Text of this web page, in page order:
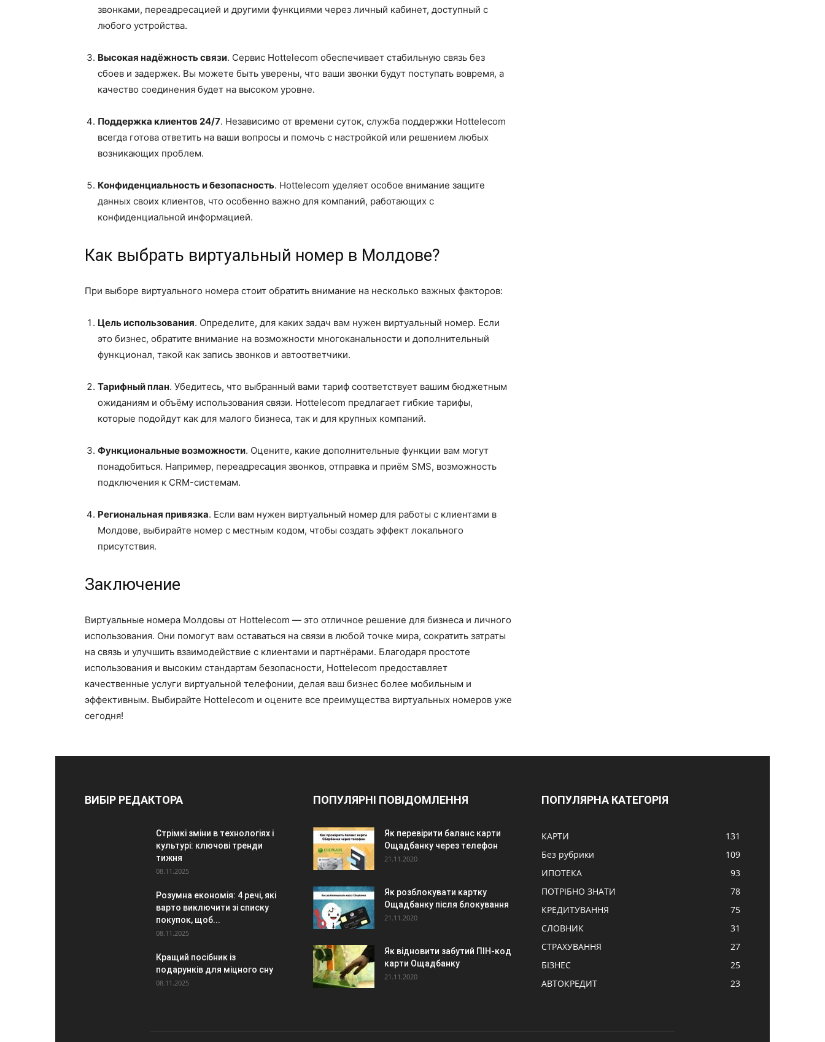
звонками, переадресацией и другими функциями через личный кабинет, доступный с
любого устройства.
Высокая надёжность связи. Сервис Hottelecom обеспечивает стабильную связь без
сбоев и задержек. Вы можете быть уверены, что ваши звонки будут поступать вовремя, а
качество соединения будет на высоком уровне.
Поддержка клиентов 24/7. Независимо от времени суток, служба поддержки Hottelecom
всегда готова ответить на ваши вопросы и помочь с настройкой или решением любых
возникающих проблем.
Конфиденциальность и безопасность. Hottelecom уделяет особое внимание защите
данных своих клиентов, что особенно важно для компаний, работающих с
конфиденциальной информацией.
Как выбрать виртуальный номер в Молдове?
При выборе виртуального номера стоит обратить внимание на несколько важных факторов:
Цель использования. Определите, для каких задач вам нужен виртуальный номер. Если
это бизнес, обратите внимание на возможности многоканальности и дополнительный
функционал, такой как запись звонков и автоответчики.
Тарифный план. Убедитесь, что выбранный вами тариф соответствует вашим бюджетным
ожиданиям и объёму использования связи. Hottelecom предлагает гибкие тарифы,
которые подойдут как для малого бизнеса, так и для крупных компаний.
Функциональные возможности. Оцените, какие дополнительные функции вам могут
понадобиться. Например, переадресация звонков, отправка и приём SMS, возможность
подключения к CRM-системам.
Региональная привязка. Если вам нужен виртуальный номер для работы с клиентами в
Молдове, выбирайте номер с местным кодом, чтобы создать эффект локального
присутствия.
Заключение
Виртуальные номера Молдовы от Hottelecom — это отличное решение для бизнеса и личного
использования. Они помогут вам оставаться на связи в любой точке мира, сократить затраты
на связь и улучшить взаимодействие с клиентами и партнёрами. Благодаря простоте
использования и высоким стандартам безопасности, Hottelecom предоставляет
качественные услуги виртуальной телефонии, делая ваш бизнес более мобильным и
эффективным. Выбирайте Hottelecom и оцените все преимущества виртуальных номеров уже
сегодня!
ВИБІР РЕДАКТОРА
Стрімкі зміни в технологіях і
культурі: ключові тренди
тижня
08.11.2025
Розумна економія: 4 речі, які
варто виключити зі списку
покупок, щоб...
08.11.2025
Кращий посібник із
подарунків для міцного сну
08.11.2025
ПОПУЛЯРНІ ПОВІДОМЛЕННЯ
Як перевірити баланс карти
Ощадбанку через телефон
21.11.2020
Як розблокувати картку
Ощадбанку після блокування
21.11.2020
Як відновити забутий ПІН-код
карти Ощадбанку
21.11.2020
ПОПУЛЯРНА КАТЕГОРІЯ
КАРТИ
131
Без рубрики
109
ИПОТЕКА
93
ПОТРІБНО ЗНАТИ
78
КРЕДИТУВАННЯ
75
СЛОВНИК
31
СТРАХУВАННЯ
27
БІЗНЕС
25
АВТОКРЕДИТ
23